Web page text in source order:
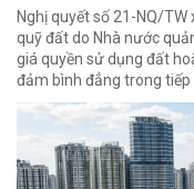
Nghị quyết số 21-NQ/
quỹ đất do Nhà nước
giá quyền sử dụng đất
đảm bình đẳng trong tiếp